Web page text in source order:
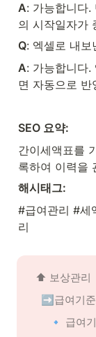
A: 가능합니다.
의 시작일자가
Q: 엑셀로 내
A: 가능합니다
면 자동으로 반
SEO 요약:
간이세액표를
록하여 이력을
해시태그:
#급여관리 #세
리
⬆️ 보상관리
➡️급여기준
🔹 급여